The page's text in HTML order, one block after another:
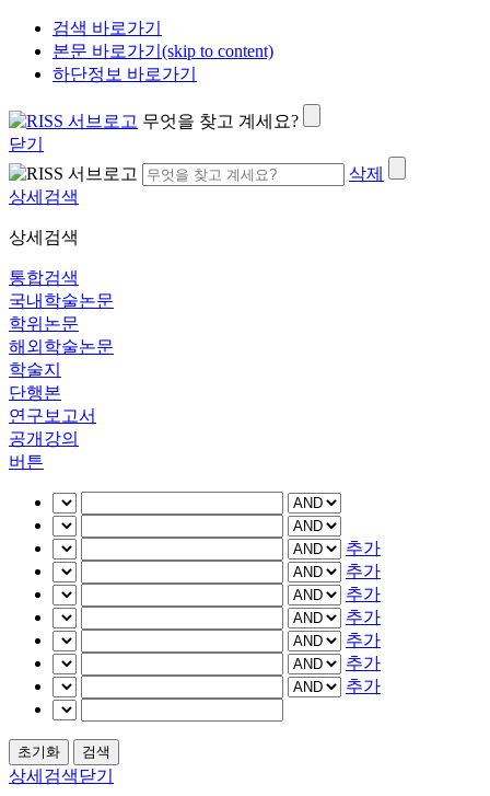
검색 바로가기
본문 바로가기(skip to content)
하단정보 바로가기
무엇을 찾고 계세요?
닫기
삭제
상세검색
상세검색
통합검색
국내학술논문
학위논문
해외학술논문
학술지
단행본
연구보고서
공개강의
버튼
추가
추가
추가
추가
추가
추가
추가
상세검색닫기